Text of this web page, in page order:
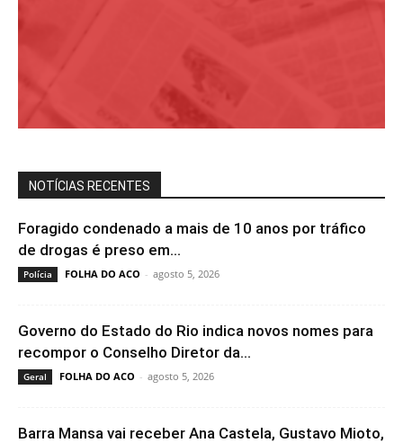
NOTÍCIAS RECENTES
Foragido condenado a mais de 10 anos por tráfico
de drogas é preso em...
Polícia FOLHA DO ACO - agosto 5, 2026
Governo do Estado do Rio indica novos nomes para
recompor o Conselho Diretor da...
Geral FOLHA DO ACO - agosto 5, 2026
Barra Mansa vai receber Ana Castela, Gustavo Mioto,